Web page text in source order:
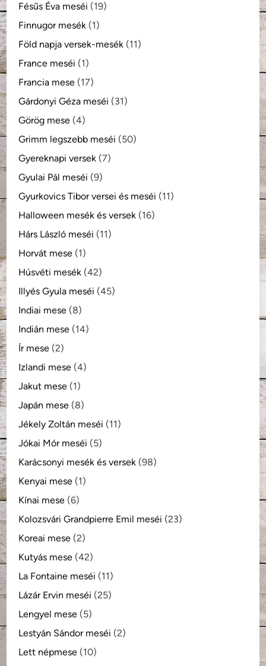
Fésűs Éva meséi (19)
Finnugor mesék (1)
Föld napja versek-mesék (11)
France meséi (1)
Francia mese (17)
Gárdonyi Géza meséi (31)
Görög mese (4)
Grimm legszebb meséi (50)
Gyereknapi versek (7)
Gyulai Pál meséi (9)
Gyurkovics Tibor versei és meséi (11)
Halloween mesék és versek (16)
Hárs László meséi (11)
Horvát mese (1)
Húsvéti mesék (42)
Illyés Gyula meséi (45)
Indiai mese (8)
Indián mese (14)
Ír mese (2)
Izlandi mese (4)
Jakut mese (1)
Japán mese (8)
Jékely Zoltán meséi (11)
Jókai Mór meséi (5)
Karácsonyi mesék és versek (98)
Kenyai mese (1)
Kínai mese (6)
Kolozsvári Grandpierre Emil meséi (23)
Koreai mese (2)
Kutyás mese (42)
La Fontaine meséi (11)
Lázár Ervin meséi (25)
Lengyel mese (5)
Lestyán Sándor meséi (2)
Lett népmese (10)